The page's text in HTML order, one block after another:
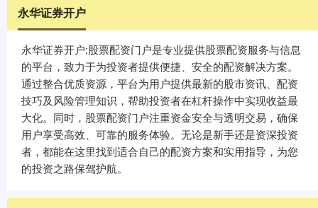
永华证券开户
永华证券开户:股票配资门户是专业提供股票配资服务与信息
的平台，致力于为投资者提供便捷、安全的配资解决方案。
通过整合优质资源，平台为用户提供最新的股市资讯、配资
技巧及风险管理知识，帮助投资者在杠杆操作中实现收益最
大化。同时，股票配资门户注重资金安全与透明交易，确保
用户享受高效、可靠的服务体验。无论是新手还是资深投资
者，都能在这里找到适合自己的配资方案和实用指导，为您
的投资之路保驾护航。